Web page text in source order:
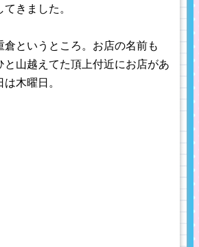
きました。
倉というところ。お店の名前も
と山越えてた頂上付近にお店があ
木曜日。